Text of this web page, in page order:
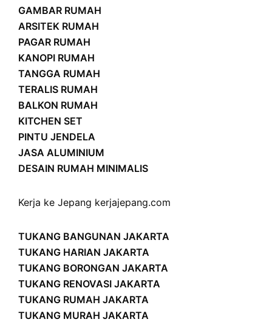
GAMBAR RUMAH
ARSITEK RUMAH
PAGAR RUMAH
KANOPI RUMAH
TANGGA RUMAH
TERALIS RUMAH
BALKON RUMAH
KITCHEN SET
PINTU JENDELA
JASA ALUMINIUM
DESAIN RUMAH MINIMALIS
Kerja ke Jepang kerjajepang.com
TUKANG BANGUNAN JAKARTA
TUKANG HARIAN JAKARTA
TUKANG BORONGAN JAKARTA
TUKANG RENOVASI JAKARTA
TUKANG RUMAH JAKARTA
TUKANG MURAH JAKARTA